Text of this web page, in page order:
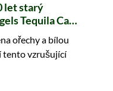
let starý
Tequila Cask
ořechy a bílou
tento vzrušující